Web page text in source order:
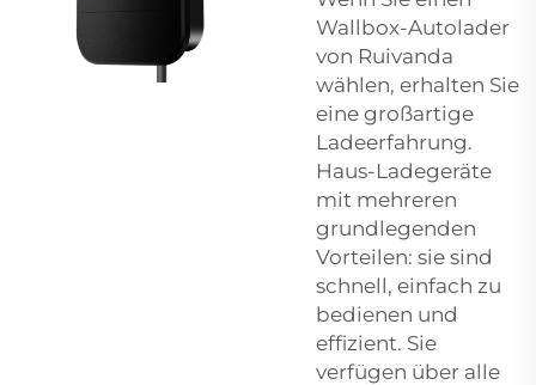
Wallbox-Autolader
von Ruivanda
wählen, erhalten Sie
eine großartige
Ladeerfahrung.
Haus-Ladegeräte
mit mehreren
grundlegenden
Vorteilen: sie sind
schnell, einfach zu
bedienen und
effizient. Sie
verfügen über alle